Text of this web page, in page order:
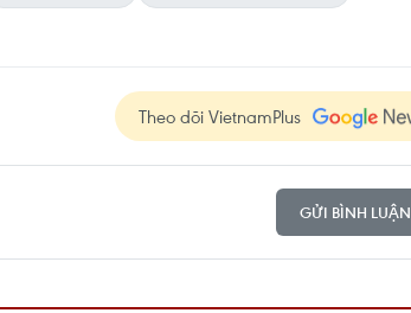
Theo dõi VietnamPlus
GỬI BÌNH LUẬN